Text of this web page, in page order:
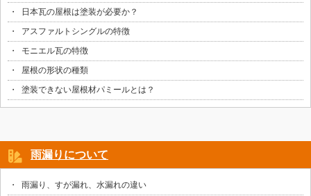
日本瓦の屋根は塗装が必要か？
アスファルトシングルの特徴
モニエル瓦の特徴
屋根の形状の種類
塗装できない屋根材パミールとは？
雨漏りについて
雨漏り、すが漏れ、水漏れの違い